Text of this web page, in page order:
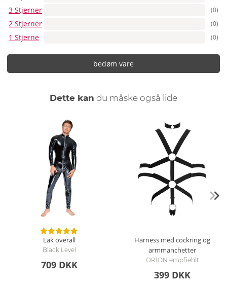
3 Stjerner (0)
2 Stjerner (0)
1 Stjerne (0)
bedøm vare
Dette kan du måske også lide
Lak overall
Black Level
709 DKK
Harness med cockring og
armmanchetter
ORION empfiehlt
399 DKK